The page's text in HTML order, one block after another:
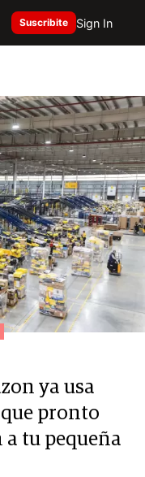
Suscribite Sign In
ya usa
pronto
tu pequeña